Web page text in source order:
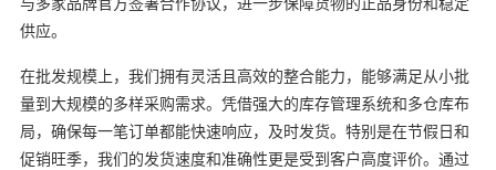
供应。
在批发规模上，我们拥有灵活且高效的整合能力，能够满足从小批
量到大规模的多样采购需求。凭借强大的库存管理系统和多仓库布
局，确保每一笔订单都能快速响应，及时发货。特别是在节假日和
促销旺季，我们的发货速度和准确性更是受到客户高度评价。通过